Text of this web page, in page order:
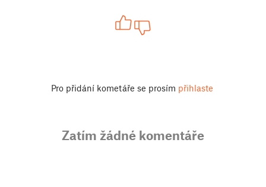
Pro přidání kometáře se prosím přihlaste
Zatím žádné komentáře